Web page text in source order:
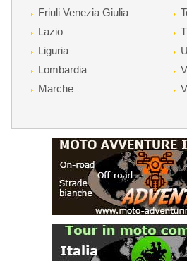
Friuli Venezia Giulia
Lazio
Liguria
Lombardia
Marche